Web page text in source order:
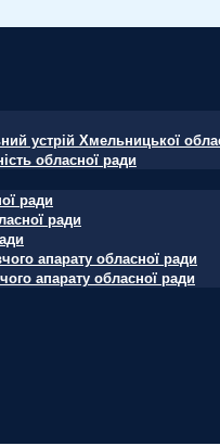
устрій Хмельницької
обласної ради
ради
ради
апарату обласної ради
апарату обласної ради